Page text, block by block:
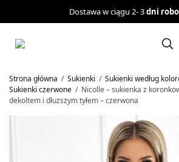
Dostawa w ciągu 2- 3dni
Strona główna / Sukienki / Sukienki według
Sukienki czerwone / Nicolle – sukienka z
dekoltem i dłuższym tyłem – czerwona